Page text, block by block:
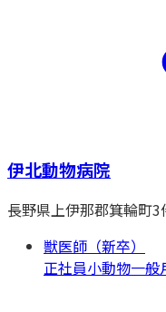
伊北動物病院
長野県上伊那郡箕輪町3
獣医師（新卒）
正社員小動物一般